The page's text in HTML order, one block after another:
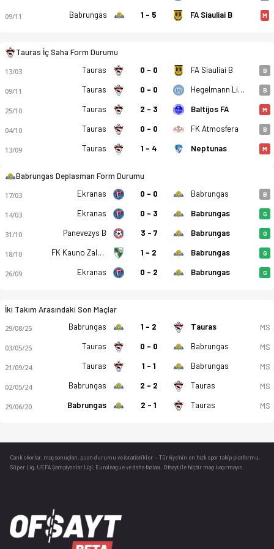
09/11 Babrungas 1 - 5 FA Siauliai B M
Tauras İç Saha Form Durumu
13/03 Tauras 0 - 0 FA Siauliai B B
09/11 Tauras 0 - 0 Hegelmann Litauen B B
25/10 Tauras 2 - 3 Baltijos FA M
04/10 Tauras 0 - 0 FK Atmosfera B
13/09 Tauras 1 - 4 Neptunas M
Babrungas Deplasman Form Durumu
17/03 Ekranas 0 - 0 Babrungas B
14/03 Ekranas 0 - 3 Babrungas G
31/10 Panevezys B 3 - 7 Babrungas G
18/10 FK Kauno Zalgiris B 1 - 2 Babrungas G
26/09 Ekranas 0 - 2 Babrungas G
İki Takım Arasındaki Son Maçlar
29/08/25 Babrungas 1 - 2 Tauras MS
03/05/25 Tauras 0 - 0 Babrungas MS
21/09/24 Tauras 1 - 1 Babrungas MS
02/05/24 Babrungas 2 - 2 Tauras MS
29/06/20 Babrungas 2 - 1 Tauras MS
Canlı skorlar , maç sonuçları, puan durumu ve istatistikler — Türkiye’nin en hızlı spor takip platformu.
Süper Lig, UEFA Şampiyonlar Ligi, Euroleague ve daha fazlası. Ofsayt ile hiçbir maçı kaçırmayın.